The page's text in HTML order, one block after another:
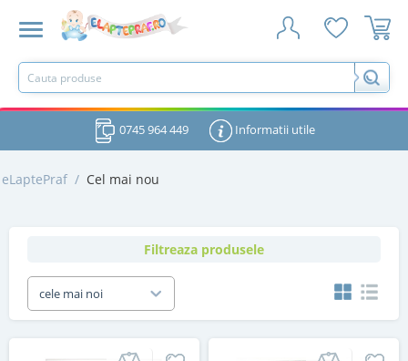
0745 964 449 Informatii utile
eLaptePraf / Cel mai nou
Filtreaza produsele
cele mai noi